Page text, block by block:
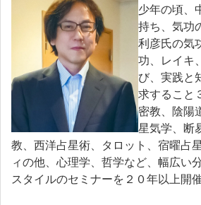
少年の頃、
持ち、気功
利彦氏の気
功、レイキ
び、実践と
求すること
密教、陰陽
星気学、断
教、西洋占星術、タロット、宿曜占
ィの他、心理学、哲学など、幅広い
スタイルのセミナーを２０年以上開